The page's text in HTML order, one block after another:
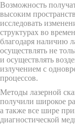
Возможность
высоким
исследовать
структурах во
благодаря наличию
осуществлять не
и осуществлять
излучением с
процессов.
Методы лазерной
получили широкое
а также все шире
диагностической